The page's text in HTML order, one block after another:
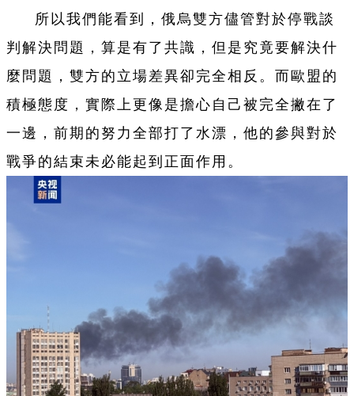
所以我們能看到，俄烏雙方儘管對於停戰談
判解決問題，算是有了共識，但是究竟要解決什
麼問題，雙方的立場差異卻完全相反。而歐盟的
積極態度，實際上更像是擔心自己被完全撇在了
一邊，前期的努力全部打了水漂，他的參與對於
戰爭的結束未必能起到正面作用。